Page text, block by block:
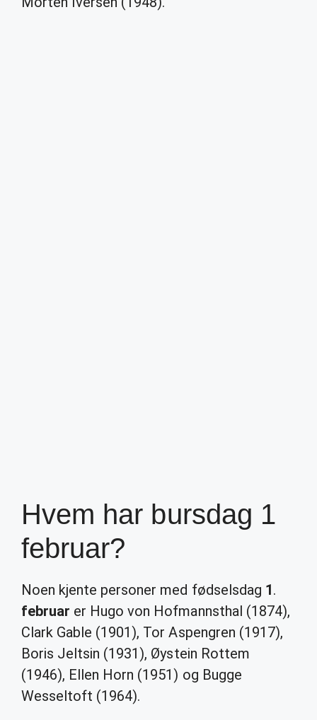
Hvem har bursdag 1
februar?
Noen kjente personer med fødselsdag 1.
februar er Hugo von Hofmannsthal (1874),
Clark Gable (1901), Tor Aspengren (1917),
Boris Jeltsin (1931), Øystein Rottem
(1946), Ellen Horn (1951) og Bugge
Wesseltoft (1964).